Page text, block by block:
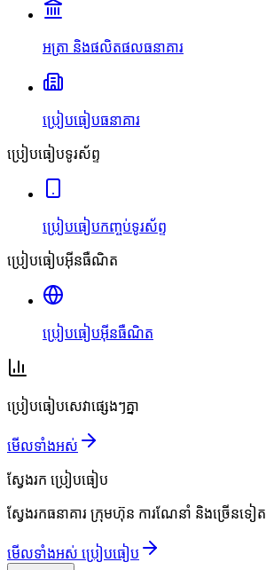
អត្រា និងផលិតផលធនាគារ
ប្រៀបធៀបធនាគារ
ប្រៀបធៀបទូរស័ព្ទ
ប្រៀបធៀបកញ្ចប់ទូរស័ព្ទ
ប្រៀបធៀបអ៊ីនធឺណិត
ប្រៀបធៀបអ៊ីនធឺណិត
ប្រៀបធៀបសេវាផ្សេងៗគ្នា
មើលទាំងអស់
ស្វែងរក ប្រៀបធៀប
ស្វែងរកធនាគារ ក្រុមហ៊ុន ការណែនាំ និងច្រើនទៀត
មើលទាំងអស់ ប្រៀបធៀប